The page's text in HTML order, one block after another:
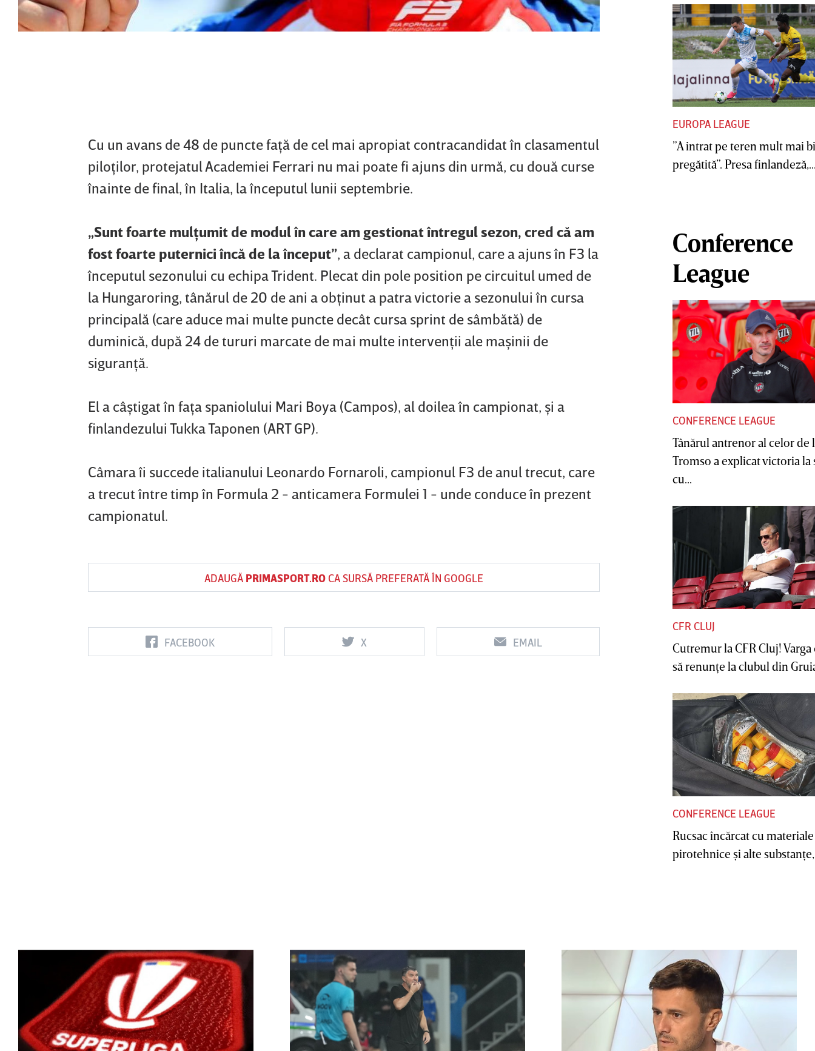
Cu un avans de 48 de puncte faţă de cel mai apropiat contracandidat în clasamentul
piloţilor, protejatul Academiei Ferrari nu mai poate fi ajuns din urmă, cu două curse
înainte de final, în Italia, la începutul lunii septembrie.
„Sunt foarte mulţumit de modul în care am gestionat întregul sezon, cred că am
fost foarte puternici încă de la început”, a declarat campionul, care a ajuns în F3 la
începutul sezonului cu echipa Trident. Plecat din pole position pe circuitul umed de
la Hungaroring, tânărul de 20 de ani a obţinut a patra victorie a sezonului în cursa
principală (care aduce mai multe puncte decât cursa sprint de sâmbătă) de
duminică, după 24 de tururi marcate de mai multe intervenţii ale maşinii de
siguranţă.
El a câştigat în faţa spaniolului Mari Boya (Campos), al doilea în campionat, şi a
finlandezului Tukka Taponen (ART GP).
Câmara îi succede italianului Leonardo Fornaroli, campionul F3 de anul trecut, care
a trecut între timp în Formula 2 - anticamera Formulei 1 - unde conduce în prezent
campionatul.
ADAUGĂ PRIMASPORT.ROCA SURSĂ PREFERATĂ ÎN GOOGLE
FACEBOOK X EMAIL
EUROPA LEAGUE
”A intrat pe teren mult mai
pregătită”. Presa
Conference
League
CONFERENCE LEAGUE
Tânărul antrenor al celor de
Tromso a explicat victoria la
cu...
CFR CLUJ
Cutremur la CFR Cluj! Varga
să renunţe la clubul din
CONFERENCE LEAGUE
Rucsac încărcat cu materiale
pirotehnice şi alte substanţe,